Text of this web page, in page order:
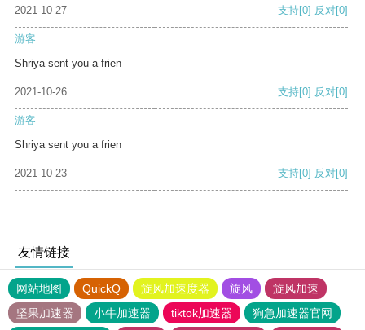
2021-10-27 支持[0] 反对[0]
游客
Shriya sent you a frien
2021-10-26 支持[0] 反对[0]
游客
Shriya sent you a frien
2021-10-23 支持[0] 反对[0]
友情链接
网站地图 QuickQ 旋风加速度器 旋风
旋风加速
坚果加速器
小牛加速器 tiktok加速器
狗急加速器官网